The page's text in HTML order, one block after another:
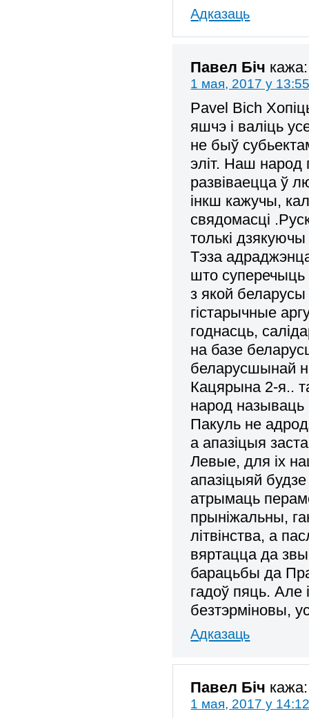
Адказаць
Павел Біч кажа:
1 мая, 2017 у
Pavel Bich
яшчэ і валіць
не быў
эліт. Наш народ
развіваецца ў
інкш кажучы,
свядомасці
толькі
Тэза
што суперечыць
з якой беларусы
гістарычные
годнасць,
на базе
беларусшынай
Кацярына 2-я..
народ называць
Пакуль не
а апазіцыя
Левые, для іх
апазіцыяй будзе
атрымаць
прыніжальны,
літвінства, а
вяртацца да
барацьбы да
гадоў пяць.
безтэрміновы,
Адказаць
Павел Біч кажа:
1 мая, 2017 у